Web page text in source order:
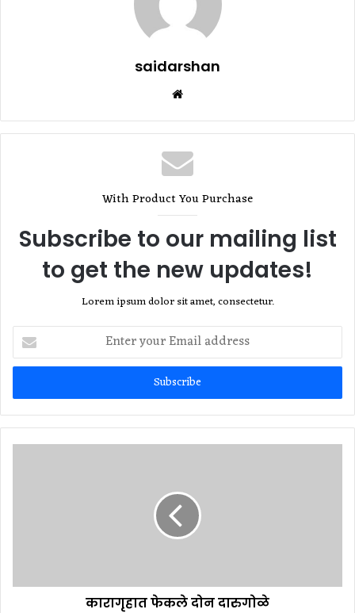
saidarshan
With Product You Purchase
Subscribe to our mailing list
to get the new updates!
Lorem ipsum dolor sit amet, consectetur.
Enter
your
Email
कारागृहात फेकले दोन दारुगोळे